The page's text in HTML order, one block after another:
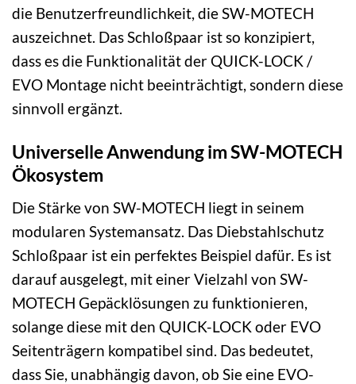
die Benutzerfreundlichkeit, die SW-MOTECH
auszeichnet. Das Schloßpaar ist so konzipiert,
dass es die Funktionalität der QUICK-LOCK /
EVO Montage nicht beeinträchtigt, sondern diese
sinnvoll ergänzt.
Universelle Anwendung im SW-MOTECH
Ökosystem
Die Stärke von SW-MOTECH liegt in seinem
modularen Systemansatz. Das Diebstahlschutz
Schloßpaar ist ein perfektes Beispiel dafür. Es ist
darauf ausgelegt, mit einer Vielzahl von SW-
MOTECH Gepäcklösungen zu funktionieren,
solange diese mit den QUICK-LOCK oder EVO
Seitenträgern kompatibel sind. Das bedeutet,
dass Sie, unabhängig davon, ob Sie eine EVO-